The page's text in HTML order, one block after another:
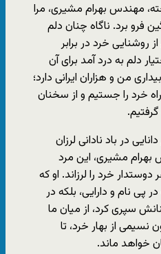
مهندس بهرام مشيری، مرا
فرو برد. ناگاه چنان دلم
خرد در برابر
دلم به درد آمد برای آن
من و هزاران ايرانی دارد؛
خرد را جستيم و از سخنان
در باد نادانی لرزان
مشيری، اين مرد
خرد را لرزاند. او كه
پی نام و دارايی، بلكه در
سپری كرد، از ميان ما
از بهار خرد، تا
خواهد ماند.